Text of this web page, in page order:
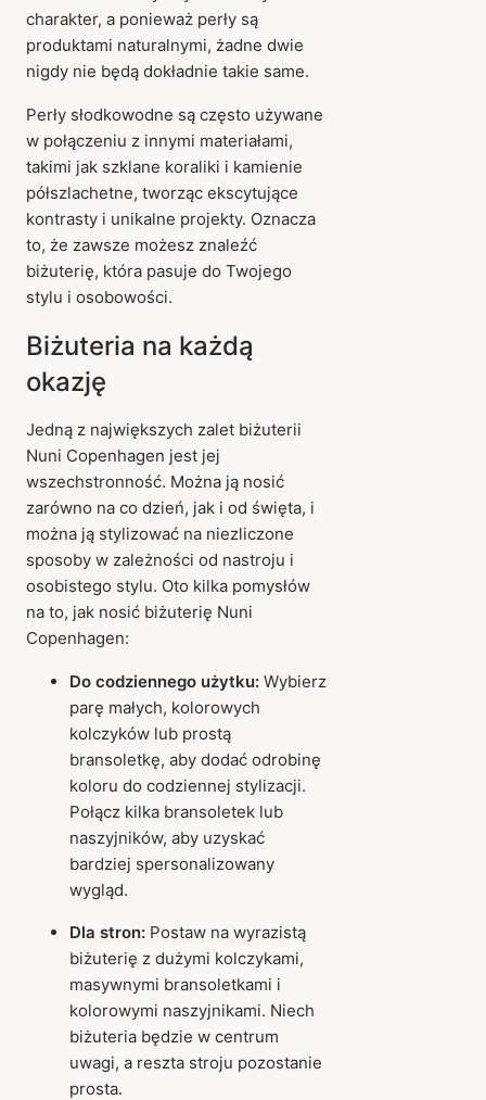
charakter, a ponieważ perły są
produktami naturalnymi, żadne dwie
nigdy nie będą dokładnie takie same.
Perły słodkowodne są często używane
w połączeniu z innymi materiałami,
takimi jak szklane koraliki i kamienie
półszlachetne, tworząc ekscytujące
kontrasty i unikalne projekty. Oznacza
to, że zawsze możesz znaleźć
biżuterię, która pasuje do Twojego
stylu i osobowości.
Biżuteria na każdą
okazję
Jedną z największych zalet biżuterii
Nuni Copenhagen jest jej
wszechstronność. Można ją nosić
zarówno na co dzień, jak i od święta, i
można ją stylizować na niezliczone
sposoby w zależności od nastroju i
osobistego stylu. Oto kilka pomysłów
na to, jak nosić biżuterię Nuni
Copenhagen:
Do codziennego użytku: Wybierz
parę małych, kolorowych
kolczyków lub prostą
bransoletkę, aby dodać odrobinę
koloru do codziennej stylizacji.
Połącz kilka bransoletek lub
naszyjników, aby uzyskać
bardziej spersonalizowany
wygląd.
Dla stron: Postaw na wyrazistą
biżuterię z dużymi kolczykami,
masywnymi bransoletkami i
kolorowymi naszyjnikami. Niech
biżuteria będzie w centrum
uwagi, a reszta stroju pozostanie
prosta.